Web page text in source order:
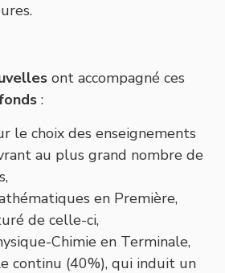
ont accompagné ces
:
le choix des enseignements
au plus grand nombre de
en Première,
de celle-ci,
Chimie en Terminale,
continu (40%), qui induit un